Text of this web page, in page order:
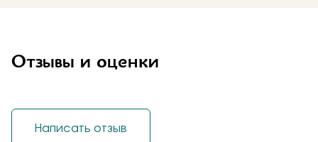
Отзывы и оценки
Написать отзыв